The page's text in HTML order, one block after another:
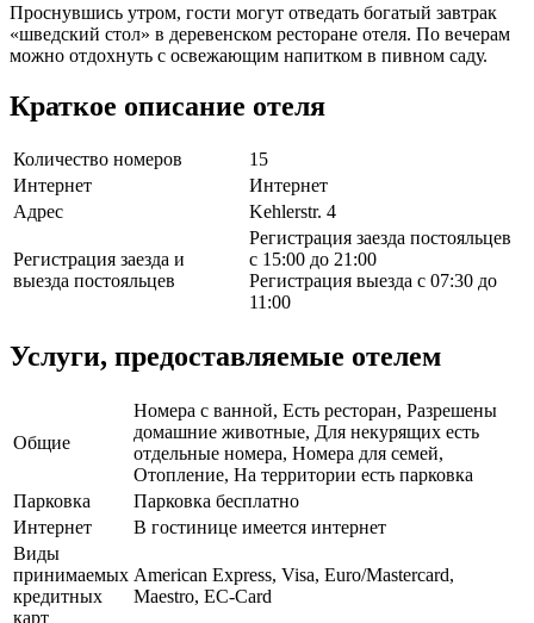
Проснувшись утром, гости могут отведать богатый завтрак
«шведский стол» в деревенском ресторане отеля. По вечерам
можно отдохнуть с освежающим напитком в пивном саду.
Краткое описание отеля
Количество номеров
15
Интернет
Интернет
Адрес
Kehlerstr. 4
Регистрация заезда и
выезда постояльцев
Регистрация заезда постояльцев
с 15:00 до 21:00
Регистрация выезда с 07:30 до
11:00
Услуги, предоставляемые отелем
Общие
Номера с ванной, Есть ресторан, Разрешены
домашние животные, Для некурящих есть
отдельные номера, Номера для семей,
Отопление, На территории есть парковка
Парковка
Парковка бесплатно
Интернет
В гостинице имеется интернет
Виды
принимаемых
кредитных
карт
American Express, Visa, Euro/Mastercard,
Maestro, EC-Card